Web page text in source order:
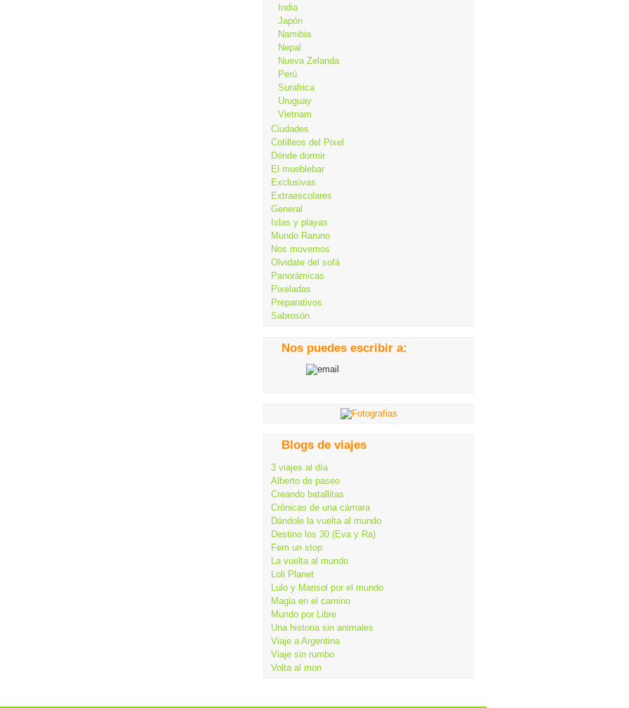
India
Japón
Namibia
Nepal
Nueva Zelanda
Perú
Surafrica
Uruguay
Vietnam
Ciudades
Cotilleos del Pixel
Dónde dormir
El mueblebar
Exclusivas
Extraescolares
General
Islas y playas
Mundo Raruno
Nos movemos
Olvidate del sofá
Panorámicas
Pixeladas
Preparativos
Sabrosón
Nos puedes escribir a:
Blogs de viajes
3 viajes al día
Alberto de paseo
Creando batallitas
Crónicas de una cámara
Dándole la vuelta al mundo
Destino los 30 (Eva y Ra)
Fem un stop
La vuelta al mundo
Loli Planet
Lulo y Marisol por el mundo
Magia en el camino
Mundo por Libre
Una historia sin animales
Viaje a Argentina
Viaje sin rumbo
Volta al mon